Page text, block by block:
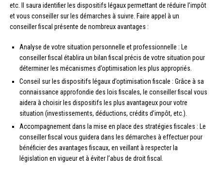
etc. Il saura identifier les dispositifs légaux permettant de réduire l’impôt
et vous conseiller sur les démarches à suivre. Faire appel à un
conseiller fiscal présente de nombreux avantages :
Analyse de votre situation personnelle et professionnelle : Le
conseiller fiscal établira un bilan fiscal précis de votre situation pour
déterminer les mécanismes d’optimisation les plus appropriés.
Conseil sur les dispositifs légaux d’optimisation fiscale : Grâce à sa
connaissance approfondie des lois fiscales, le conseiller fiscal vous
aidera à choisir les dispositifs les plus avantageux pour votre
situation (investissements, déductions, crédits d’impôt, etc.).
Accompagnement dans la mise en place des stratégies fiscales : Le
conseiller fiscal vous guidera dans les démarches à effectuer pour
bénéficier des avantages fiscaux, en veillant à respecter la
législation en vigueur et à éviter l’abus de droit fiscal.